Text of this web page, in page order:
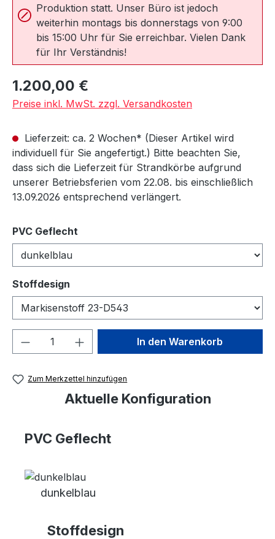
Produktion statt. Unser Büro ist jedoch
weiterhin montags bis donnerstags von 9:00
bis 15:00 Uhr für Sie erreichbar. Vielen Dank
für Ihr Verständnis!
Regulärer Preis:
1.200,00 €
Preise inkl. MwSt. zzgl. Versandkosten
Lieferzeit: ca. 2 Wochen* (Dieser Artikel wird
individuell für Sie angefertigt.) Bitte beachten Sie,
dass sich die Lieferzeit für Strandkörbe aufgrund
unserer Betriebsferien vom 22.08. bis einschließlich
13.09.2026 entsprechend verlängert.
PVC Geflecht
Stoffdesign
Produkt Anzahl: Gib denIn den Warenkorb
Zum Merkzettel hinzufügen
Aktuelle Konfiguration
PVC Geflecht
dunkelblau
Stoffdesign